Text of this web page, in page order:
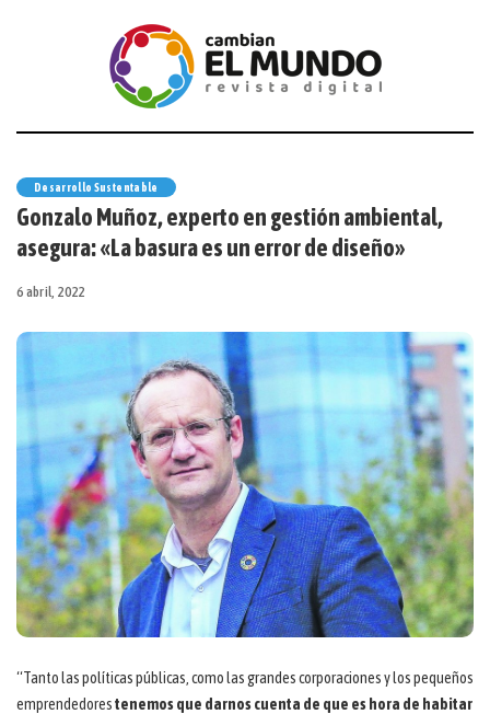
Desarrollo Sustentable
Gonzalo Muñoz, experto en gestión ambiental,
asegura: «La basura es un error de diseño»
6 abril, 2022
“Tanto las políticas públicas, como las grandes corporaciones y los pequeños
emprendedorestenemos que darnos cuenta de que es hora de habitar